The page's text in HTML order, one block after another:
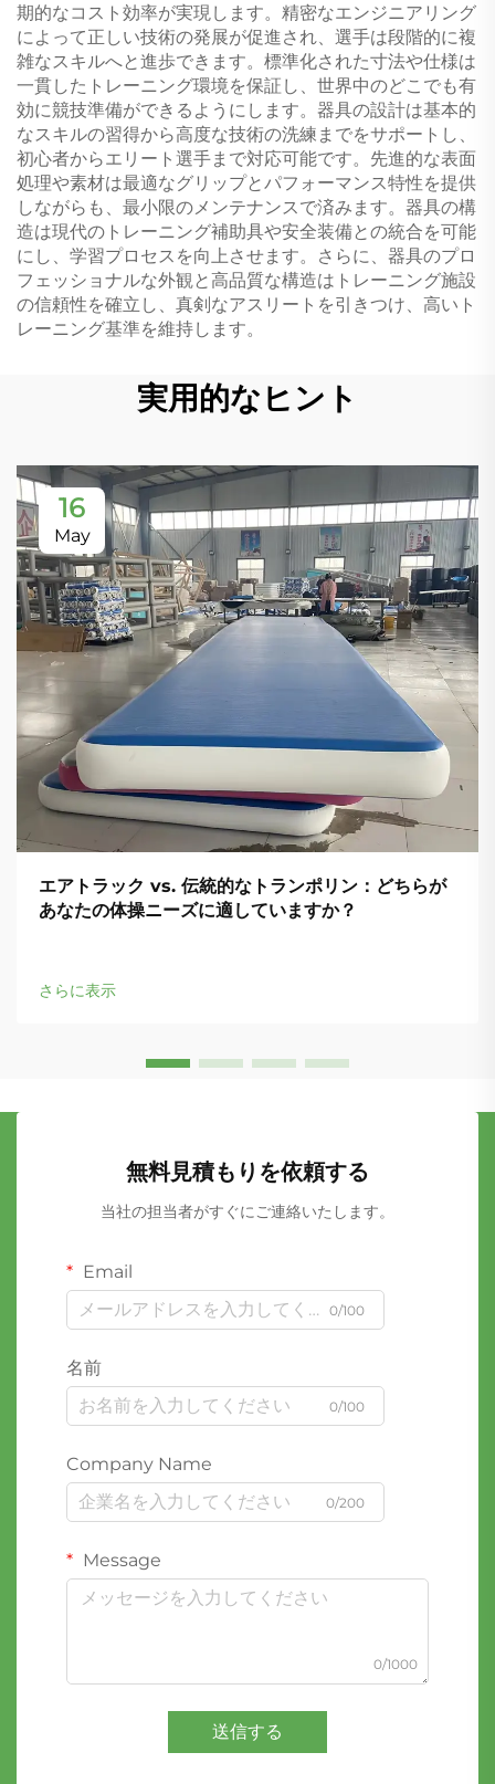
期的なコスト効率が実現します。精密なエンジニアリング
によって正しい技術の発展が促進され、選手は段階的に複
雑なスキルへと進歩できます。標準化された寸法や仕様は
一貫したトレーニング環境を保証し、世界中のどこでも有
効に競技準備ができるようにします。器具の設計は基本的
なスキルの習得から高度な技術の洗練までをサポートし、
初心者からエリート選手まで対応可能です。先進的な表面
処理や素材は最適なグリップとパフォーマンス特性を提供
しながらも、最小限のメンテナンスで済みます。器具の構
造は現代のトレーニング補助具や安全装備との統合を可能
にし、学習プロセスを向上させます。さらに、器具のプロ
フェッショナルな外観と高品質な構造はトレーニング施設
の信頼性を確立し、真剣なアスリートを引きつけ、高いト
レーニング基準を維持します。
実用的なヒント
16
May
エアトラック vs. 伝統的なトランポリン：どちらが
あなたの体操ニーズに適していますか？
さらに表示
無料見積もりを依頼する
当社の担当者がすぐにご連絡いたします。
Email
0/100
名前
0/100
Company Name
0/200
Message
0/1000
送信する